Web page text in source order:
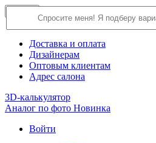
О компании
Доставка и оплата
Дизайнерам
Оптовым клиентам
Адрес салона
3D-калькулятор
Аналог по фото Новинка
Войти